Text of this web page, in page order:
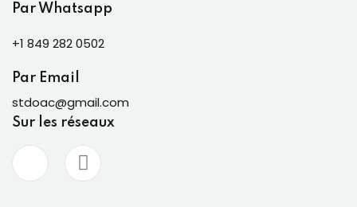
Par Whatsapp
+1 849 282 0502
Par Email
stdoac@gmail.com
Sur les réseaux